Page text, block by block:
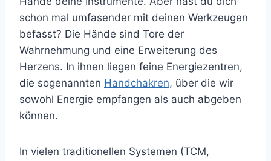
schon mal umfasender mit deinen Werkzeugen
befasst? Die Hände sind Tore der
Wahrnehmung und eine Erweiterung des
Herzens. In ihnen liegen feine Energiezentren,
die sogenannten Handchakren, über die wir
sowohl Energie empfangen als auch abgeben
können.
In vielen traditionellen Systemen (TCM,